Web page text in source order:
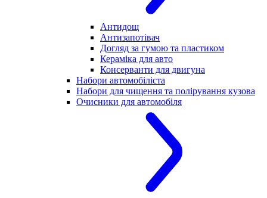
Антидощ
Антизапотівач
Догляд за гумою та пластиком
Кераміка для авто
Консерванти для двигуна
Набори автомобіліста
Набори для чищення та полірування кузова
Очисники для автомобіля